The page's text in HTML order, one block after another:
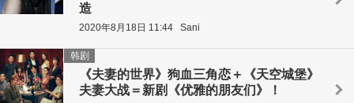
造
2020年8月18日 11:44 Sani
《夫妻的世界》狗血三角恋＋《天空城堡》
夫妻大战＝新剧《优雅的朋友们》！
韩剧